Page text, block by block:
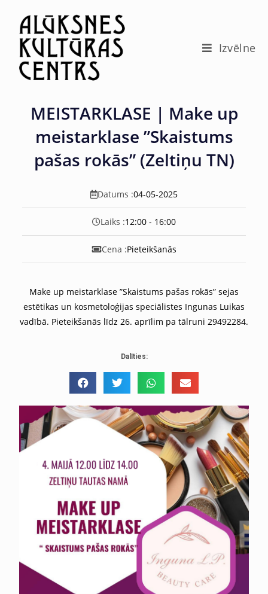
Izvēlne
MEISTARKLASE | Make up
meistarklase ”Skaistums
pašas rokās” (Zeltiņu TN)
Datums :04-05-2025
Laiks :12:00 - 16:00
Cena :Pieteikšanās
Make up meistarklase ”Skaistums pašas rokās” sejas
estētikas un kosmetoloģijas speciālistes Ingunas Luikas
vadībā. Pieteikšanās līdz 26. aprīlim pa tālruni 29492284.
Dalīties: